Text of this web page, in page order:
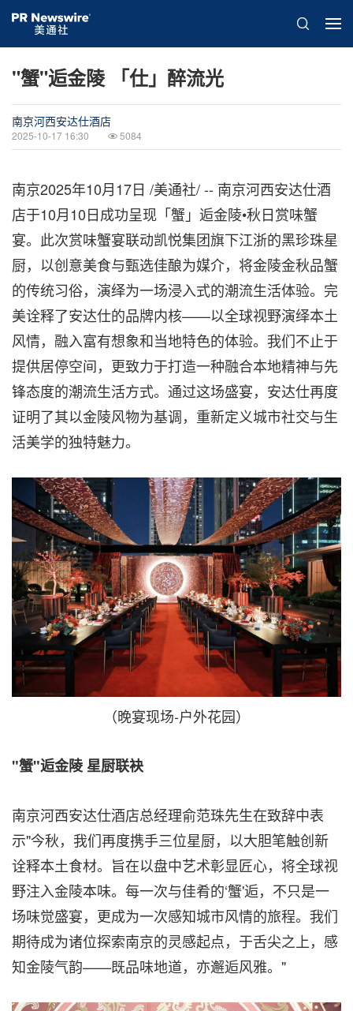
"蟹"逅金陵 「仕」醉流光
南京河西安达仕酒店
2025-10-17 16:30 5084
南京2025年10月17日 /美通社/ -- 南京河西安达仕酒
店于10月10日成功呈现「蟹」逅金陵•秋日赏味蟹
宴。此次赏味蟹宴联动凯悦集团旗下江浙的黑珍珠星
厨，以创意美食与甄选佳酿为媒介，将金陵金秋品蟹
的传统习俗，演绎为一场浸入式的潮流生活体验。完
美诠释了安达仕的品牌内核——以全球视野演绎本土
风情，融入富有想象和当地特色的体验。我们不止于
提供居停空间，更致力于打造一种融合本地精神与先
锋态度的潮流生活方式。通过这场盛宴，安达仕再度
证明了其以金陵风物为基调，重新定义城市社交与生
活美学的独特魅力。
（晚宴现场-户外花园）
"蟹"逅金陵 星厨联袂
南京河西安达仕酒店总经理俞范珠先生在致辞中表
示"今秋，我们再度携手三位星厨，以大胆笔触创新
诠释本土食材。旨在以盘中艺术彰显匠心，将全球视
野注入金陵本味。每一次与佳肴的‘蟹'逅，不只是一
场味觉盛宴，更成为一次感知城市风情的旅程。我们
期待成为诸位探索南京的灵感起点，于舌尖之上，感
知金陵气韵——既品味地道，亦邂逅风雅。"